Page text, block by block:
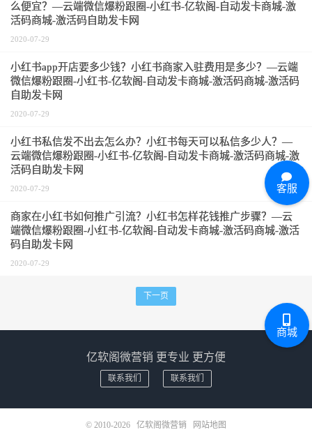
么便宜？—云端微信爆粉跟圈-小红书-亿软阁-自动发卡商城-激
活码商城-激活码自助发卡网
2020-07-29
小红书app开店要多少钱？小红书商家入驻费用是多少？—云端
微信爆粉跟圈-小红书-亿软阁-自动发卡商城-激活码商城-激活码
自助发卡网
2020-07-29
小红书私信发不出去怎么办？小红书每天可以私信多少人？—
云端微信爆粉跟圈-小红书-亿软阁-自动发卡商城-激活码商城-激
活码自助发卡网
2020-07-29
商家在小红书如何推广引流？小红书怎样花钱推广步骤？—云
端微信爆粉跟圈-小红书-亿软阁-自动发卡商城-激活码商城-激活
码自助发卡网
2020-07-29
下一页
亿软阁微营销 更专业 更方便
联系我们 联系我们
© 2010-2026 亿软阁微营销 网站地图
客服
商城